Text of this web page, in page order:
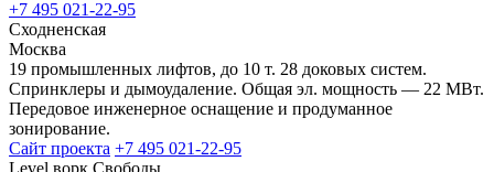
+7 495 021-22-95
Сходненская
Москва
19 промышленных лифтов, до 10 т. 28 доковых систем.
Спринклеры и дымоудаление. Общая эл. мощность — 22 МВт.
Передовое инженерное оснащение и продуманное
зонирование.
Сайт проекта +7 495 021-22-95
Level ворк Свободы